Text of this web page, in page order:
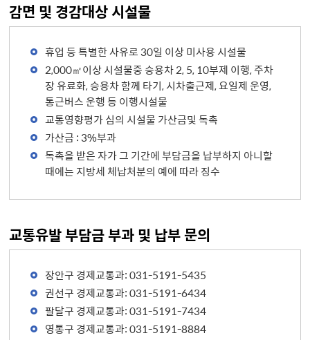
감면 및 경감대상 시설물
휴업 등 특별한 사유로 30일 이상 미사용 시설물
2,000㎡이상 시설물중 승용차 2, 5, 10부제 이행, 주차
장 유료화, 승용차 함께 타기, 시차출근제, 요일제 운영,
통근버스 운행 등 이행시설물
교통영향평가 심의 시설물 가산금및 독촉
가산금 : 3%부과
독촉을 받은 자가 그 기간에 부담금을 납부하지 아니할
때에는 지방세 체납처분의 예에 따라 징수
교통유발 부담금 부과 및 납부 문의
장안구 경제교통과: 031-5191-5435
권선구 경제교통과: 031-5191-6434
팔달구 경제교통과: 031-5191-7434
영통구 경제교통과: 031-5191-8884